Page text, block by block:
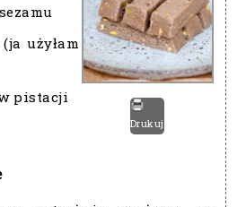
Drukuj
użyłam
pistacji